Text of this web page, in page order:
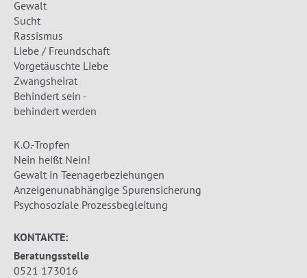
Gewalt
Sucht
Rassismus
Liebe / Freundschaft
Vorgetäuschte Liebe
Zwangsheirat
Behindert sein -
behindert werden
K.O.-Tropfen
Nein heißt Nein!
Gewalt in Teenagerbeziehungen
Anzeigenunabhängige Spurensicherung
Psychosoziale Prozessbegleitung
KONTAKTE:
Beratungsstelle
0521 173016